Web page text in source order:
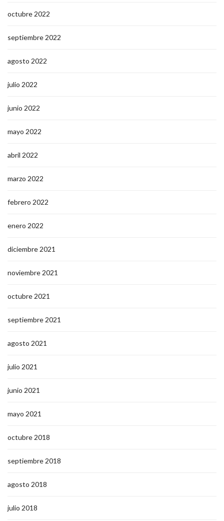
octubre 2022
septiembre 2022
agosto 2022
julio 2022
junio 2022
mayo 2022
abril 2022
marzo 2022
febrero 2022
enero 2022
diciembre 2021
noviembre 2021
octubre 2021
septiembre 2021
agosto 2021
julio 2021
junio 2021
mayo 2021
octubre 2018
septiembre 2018
agosto 2018
julio 2018